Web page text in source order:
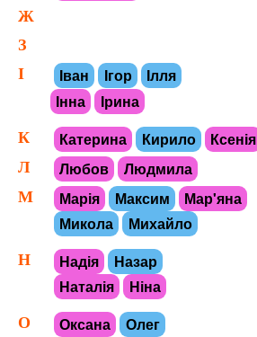
Ж
З
І
Іван Ігор
Ілля
Інна
Ірина
К Катерина Кирило Ксенія
Л Любов Людмила
М Марія Максим
Мар'яна
Микола
Михайло
Н Надія
Назар
Наталія
Ніна
О Оксана
Олег